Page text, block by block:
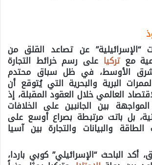
“الإسرائيلية” عن تصاعد القلق من
معتركيا على رسم خرائط التجارة
الأوسط، في ظل سباق محتدم
البرية والبحرية التي يُتوقع أن
العالمي خلال العقود المقبلة، إذ
بين الجانبين على الخلافات
بل باتت مرتبطة بصراع أوسع على
والبيانات والتجارة بين آسيا
الباحث “الإسرائيلي” كوبي باردا،